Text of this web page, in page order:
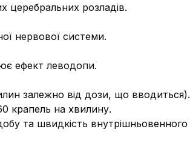
церебральних розладів.
нервової системи.
ефект леводопи.
залежно від дози, що вводиться).
крапель на хвилину.
та швидкість внутрішньовенного